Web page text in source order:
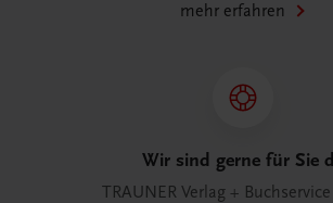
mehr erfahren
Wir sind gerne für Sie
TRAUNER Verlag +